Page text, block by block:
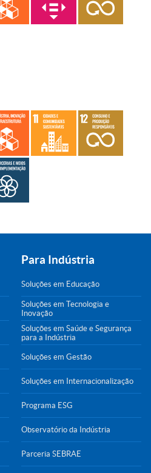
Para Indústria
Soluções em Educação
Soluções em Tecnologia e
Inovação
Soluções em Saúde e Segurança
para a Indústria
Soluções em Gestão
Soluções em Internacionalização
Programa ESG
Observatório da Indústria
Parceria SEBRAE